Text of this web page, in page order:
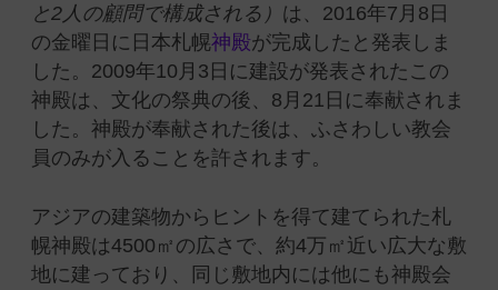
と2人の顧問で構成される） は、2016年7月8日
の金曜日に日本札幌神殿が完成したと発表しま
した。 2009年10月3日に建設が発表されたこの
神殿は、文化の祭典の後、8月21日に奉献されま
した。神殿が奉献された後は、ふさわしい教会
員のみが入ることを許されます。
アジアの建築物からヒントを得て建てられた札
幌神殿は4500㎡の広さで、約4万㎡近い広大な敷
地に建っており、同じ敷地内には他にも神殿会